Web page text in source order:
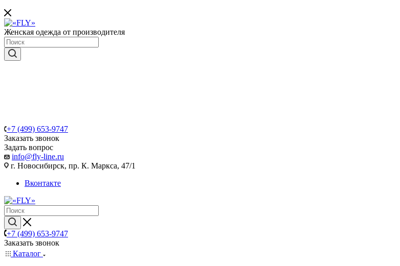
Женская одежда от производителя
+7 (499) 653-9747
Заказать звонок
Задать вопрос
info@fly-line.ru
г. Новосибирск, пр. К. Маркса, 47/1
Вконтакте
+7 (499) 653-9747
Заказать звонок
Каталог